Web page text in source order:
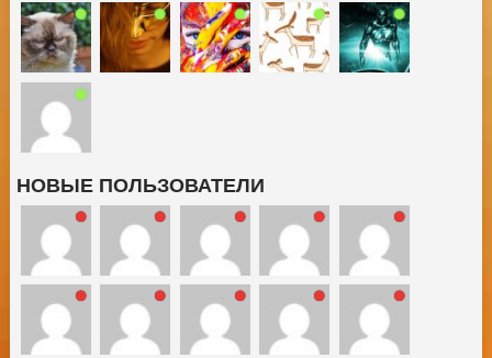
НОВЫЕ ПОЛЬЗОВАТЕЛИ